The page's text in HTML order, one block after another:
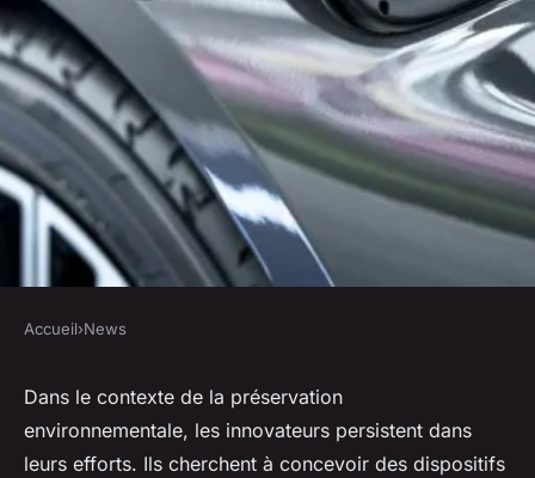
Voiture électrique : Quels
avantages environnementaux ?
Accueil›News
Dans le contexte de la préservation
environnementale, les innovateurs persistent dans
leurs efforts. Ils cherchent à concevoir des dispositifs